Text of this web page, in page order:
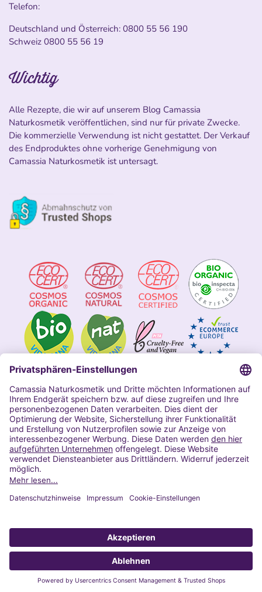
Telefon:
Deutschland und Österreich: 0800 55 56 190
Schweiz 0800 55 56 19
Wichtig
Alle Rezepte, die wir auf unserem Blog Camassia
Naturkosmetik veröffentlichen, sind nur für private Zwecke.
Die kommerzielle Verwendung ist nicht gestattet. Der Verkauf
des Endproduktes ohne vorherige Genehmigung von
Camassia Naturkosmetik ist untersagt.
Impressum
Allgemeine Geschäftsbedingungen
Datenschutzerklärung Camassia
Widerrufsbelehrung
Copyright 2020 | Alle Rechte vorbehalten
© Copyright 2023 | Alle Rechte vorbehalten